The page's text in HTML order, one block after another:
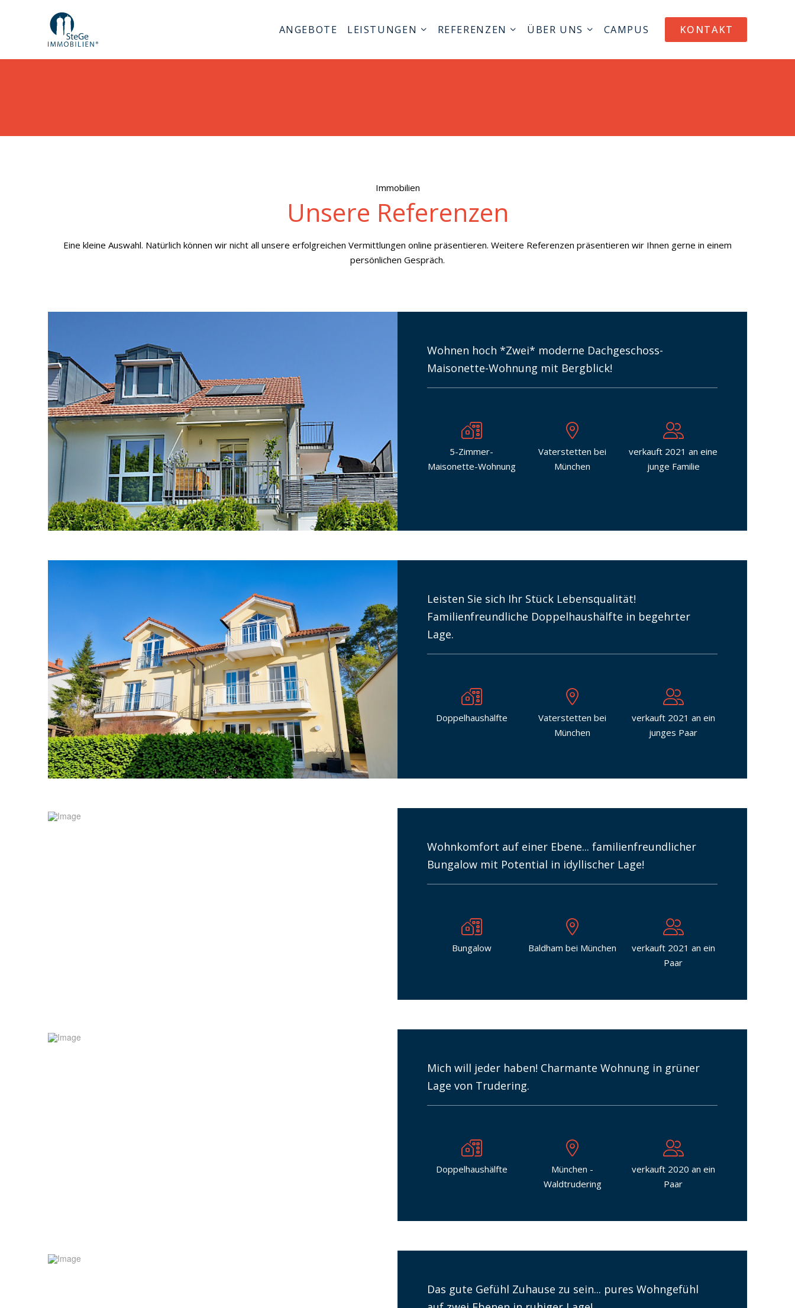
ANGEBOTE LEISTUNGEN REFERENZEN ÜBER UNS CAMPUS KONTAKT
Immobilien
Unsere Referenzen
Eine kleine Auswahl. Natürlich können wir nicht all unsere erfolgreichen Vermittlungen online präsentieren. Weitere Referenzen präsentieren wir Ihnen gerne in einem
persönlichen Gespräch.
Wohnen hoch *Zwei* moderne Dachgeschoss-
Maisonette-Wohnung mit Bergblick!
5-Zimmer-
Maisonette-Wohnung
Vaterstetten bei
München
verkauft 2021 an eine
junge Familie
Leisten Sie sich Ihr Stück Lebensqualität!
Familienfreundliche Doppelhaushälfte in begehrter
Lage.
Doppelhaushälfte
Vaterstetten bei
München
verkauft 2021 an ein
junges Paar
Wohnkomfort auf einer Ebene... familienfreundlicher
Bungalow mit Potential in idyllischer Lage!
Bungalow Baldham bei München
verkauft 2021 an ein
Paar
Mich will jeder haben! Charmante Wohnung in grüner
Lage von Trudering.
Doppelhaushälfte
München -
Waldtrudering
verkauft 2020 an ein
Paar
Das gute Gefühl Zuhause zu sein... pures Wohngefühl